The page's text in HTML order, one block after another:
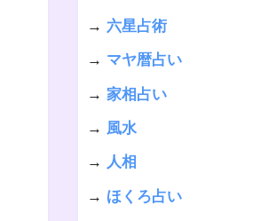
→ 六星占術
→ マヤ暦占い
→ 家相占い
→ 風水
→ 人相
→ ほくろ占い